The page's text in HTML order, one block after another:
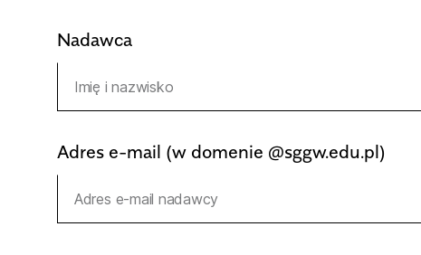
Nadawca
Adres e-mail (w domenie @sggw.edu.pl)